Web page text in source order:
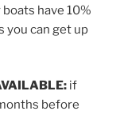
have 10%
you can get up
if
before